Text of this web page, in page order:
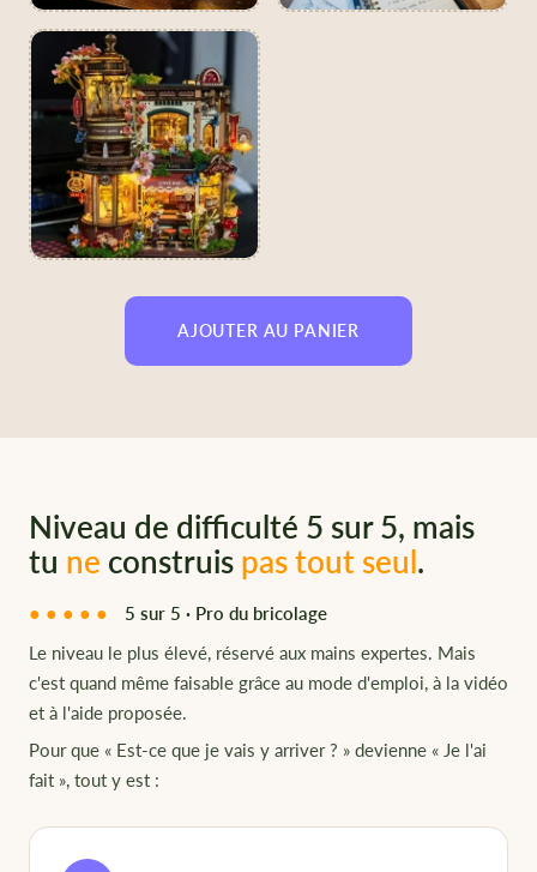
AJOUTER AU PANIER
Niveau de difficulté 5 sur 5, mais
tu ne construis pas tout seul.
●●●●●
5 sur 5 · Pro du bricolage
Le niveau le plus élevé, réservé aux mains expertes. Mais
c'est quand même faisable grâce au mode d'emploi, à la vidéo
et à l'aide proposée.
Pour que « Est-ce que je vais y arriver ? » devienne « Je l'ai
fait », tout y est :